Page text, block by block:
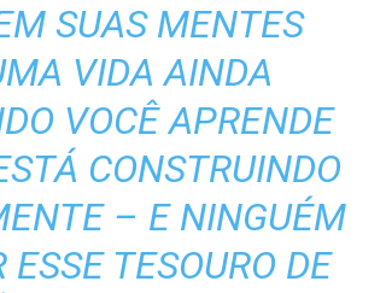
SUAS MENTES
VIDA AINDA
VOCÊ APRENDE
CONSTRUINDO
– E NINGUÉM
TESOURO DE